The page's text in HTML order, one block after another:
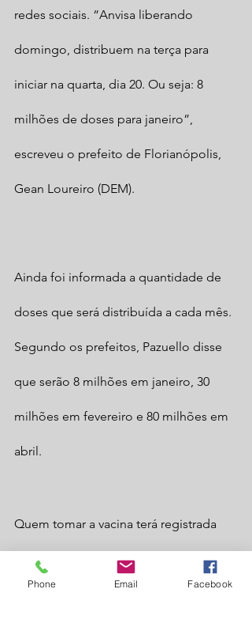
redes sociais. “Anvisa liberando
domingo, distribuem na terça para
iniciar na quarta, dia 20. Ou seja: 8
milhões de doses para janeiro”,
escreveu o prefeito de Florianópolis,
Gean Loureiro (DEM).
Ainda foi informada a quantidade de
doses que será distribuída a cada mês.
Segundo os prefeitos, Pazuello disse
que serão 8 milhões em janeiro, 30
milhões em fevereiro e 80 milhões em
abril.
Quem tomar a vacina terá registrada
em sua carteira a data da vacinação, o
tipo de vacina e o fabricante
Phone Email Facebook